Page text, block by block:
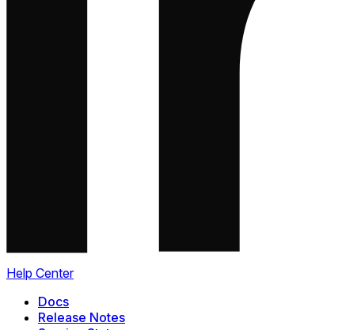
Help Center
Docs
Release Notes